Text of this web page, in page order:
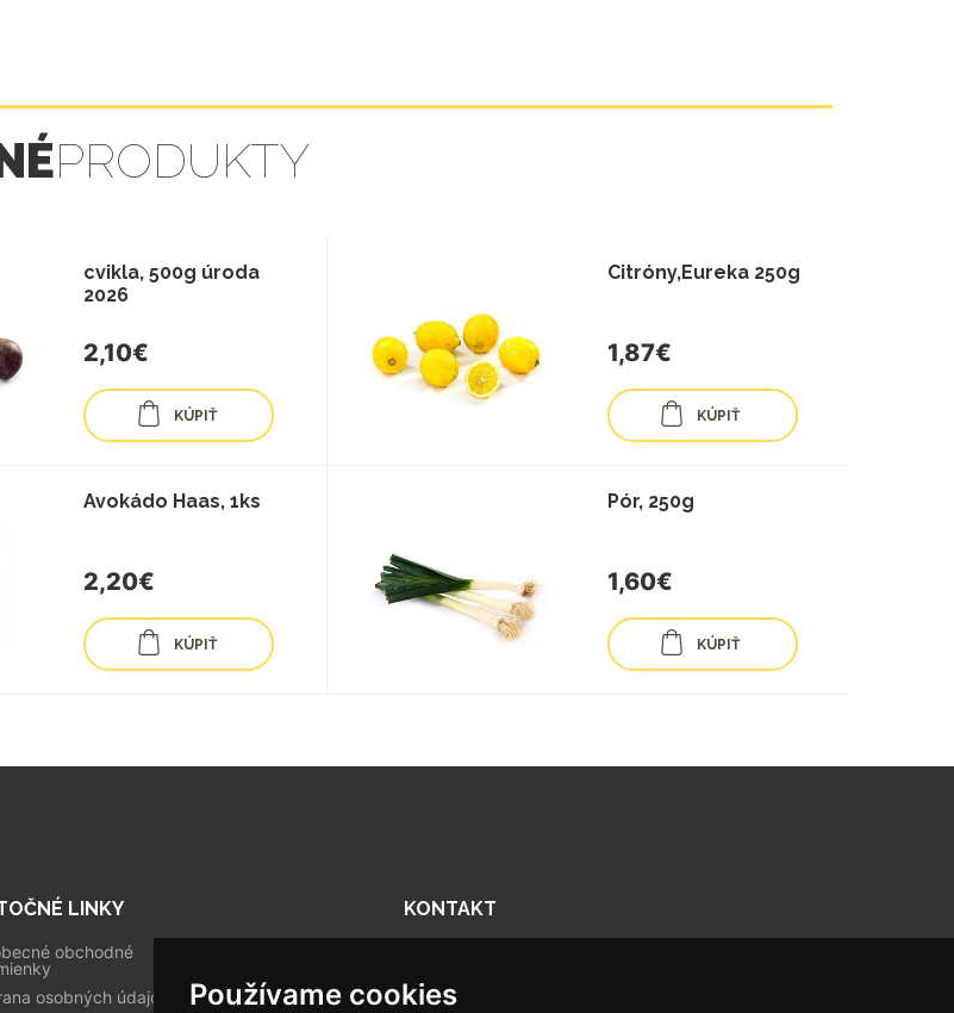
Používame cookies
PRODUKTY
cvikla, 500g úroda
2026
2,10€
KÚPIŤ
Citróny,Eureka 250g
1,87€
KÚPIŤ
Avokádo Haas, 1ks
2,20€
KÚPIŤ
Pór, 250g
1,60€
KÚPIŤ
LINKY
obchodné
osobných údajov
KONTAKT
0918575158